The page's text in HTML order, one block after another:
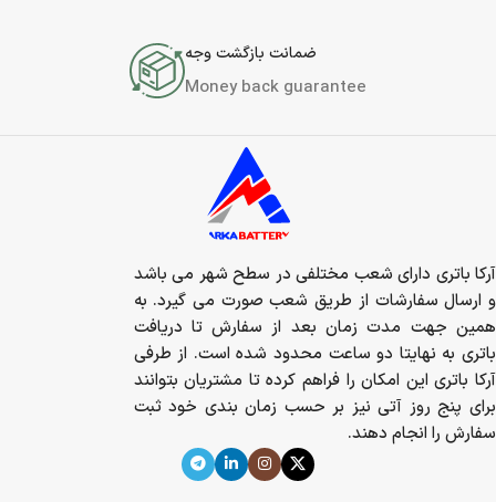
ضمانت بازگشت وجه
Money back guarantee
آرکا باتری دارای شعب مختلفی در سطح شهر می باشد
و ارسال سفارشات از طریق شعب صورت می گیرد. به
همین جهت مدت زمان بعد از سفارش تا دریافت
باتری به نهایتا دو ساعت محدود شده است. از طرفی
آرکا باتری این امکان را فراهم کرده تا مشتریان بتوانند
برای پنج روز آتی نیز بر حسب زمان بندی خود ثبت
سفارش را انجام دهند.